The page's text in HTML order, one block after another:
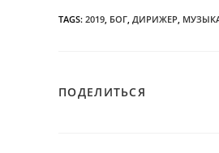
TAGS: 2019 БОГ ДИРИЖЕР
ПОДЕЛИТЬСЯ